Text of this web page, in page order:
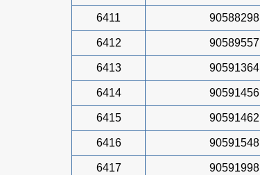
6411 90588298
6412 90589557
6413 90591364
6414 90591456
6415 90591462
6416 90591548
6417 90591998